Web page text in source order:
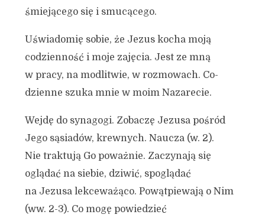
śmiejącego się i smucącego.
Uświadomię sobie, że Jezus kocha moją
codzienność i moje zajęcia. Jest ze mną
w pracy, na modlitwie, w rozmowach. Co-
dzienne szuka mnie w moim Nazarecie.
Wejdę do synagogi. Zobaczę Jezusa pośród
Jego sąsiadów, krewnych. Naucza (w. 2).
Nie traktują Go poważnie. Zaczynają się
oglądać na siebie, dziwić, spoglądać
na Jezusa lekceważąco. Powątpiewają o Nim
(ww. 2-3). Co mogę powiedzieć